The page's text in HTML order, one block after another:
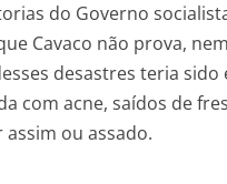
do Governo
Cavaco não prova,
desastres teria
com acne, saídos de
assim ou assado.